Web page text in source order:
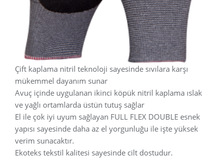
Çift kaplama nitril teknoloji sayesinde sıvılara karşı
mükemmel dayanım sunar
Avuç içinde uygulanan ikinci köpük nitril kaplama ıslak
ve yağlı ortamlarda üstün tutuş sağlar
El ile çok iyi uyum sağlayan FULL FLEX DOUBLE esnek
yapısı sayesinde daha az el yorgunluğu ile işte yüksek
verim sunacaktır.
Ekoteks tekstil kalitesi sayesinde cilt dostudur.